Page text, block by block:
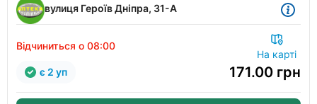
вулиця Героїв Дніпра, 31-А
Відчиниться о 08:00
На карті
171.00 грн
є 2 уп